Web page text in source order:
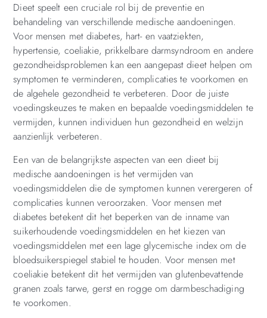
Dieet speelt een cruciale rol bij de preventie en
behandeling van verschillende medische aandoeningen.
Voor mensen met diabetes, hart- en vaatziekten,
hypertensie, coeliakie, prikkelbare darmsyndroom en andere
gezondheidsproblemen kan een aangepast dieet helpen om
symptomen te verminderen, complicaties te voorkomen en
de algehele gezondheid te verbeteren. Door de juiste
voedingskeuzes te maken en bepaalde voedingsmiddelen te
vermijden, kunnen individuen hun gezondheid en welzijn
aanzienlijk verbeteren.
Een van de belangrijkste aspecten van een dieet bij
medische aandoeningen is het vermijden van
voedingsmiddelen die de symptomen kunnen verergeren of
complicaties kunnen veroorzaken. Voor mensen met
diabetes betekent dit het beperken van de inname van
suikerhoudende voedingsmiddelen en het kiezen van
voedingsmiddelen met een lage glycemische index om de
bloedsuikerspiegel stabiel te houden. Voor mensen met
coeliakie betekent dit het vermijden van glutenbevattende
granen zoals tarwe, gerst en rogge om darmbeschadiging
te voorkomen.